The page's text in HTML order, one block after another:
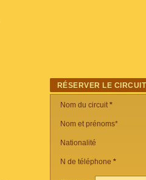
RÉSERVER LE CIRCUIT
Nom du circuit*
Nom et prénoms*
Nationalité
N de téléphone *